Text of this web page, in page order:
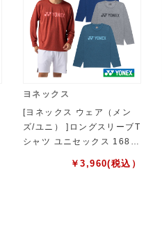
ヨネックス
[ヨネックス ウェア（メン
ズ/ユニ） ]ロングスリーブT
シャツ ユニセックス 1689
￥3,960(税込）